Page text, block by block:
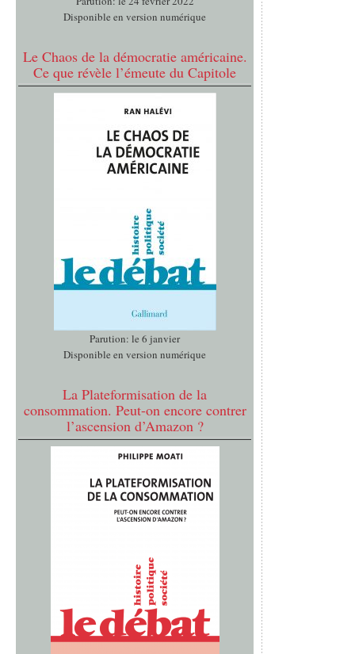
Disponible en version numérique
Le Chaos de la démocratie américaine.
Ce que révèle l’émeute du Capitole
Parution: le 6 janvier
Disponible en version numérique
La Plateformisation de la
consommation. Peut-on encore contrer
l’ascension d’Amazon ?